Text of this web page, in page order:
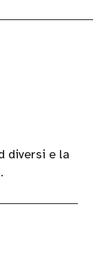
diversi e la